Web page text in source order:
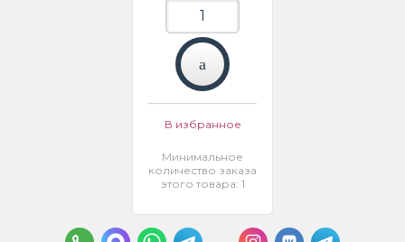
В избранное
Минимальное
количество заказа
этого товара: 1